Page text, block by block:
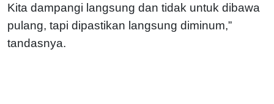
Kita dampangi langsung dan tidak untuk dibawa
pulang, tapi dipastikan langsung diminum,”
tandasnya.